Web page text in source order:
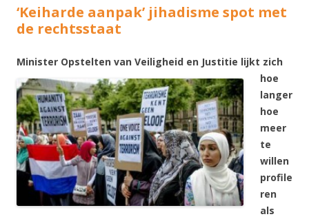
‘Keiharde aanpak’ jihadisme spot met
de rechtsstaat
Minister Opstelten van Veiligheid en Justitie lijkt zich
hoe
langer
hoe
meer
te
willen
profile
ren
als